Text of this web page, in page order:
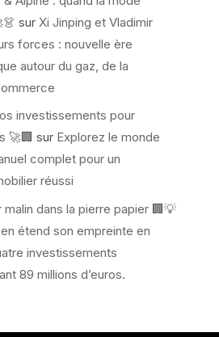
sur Xi Jinping et Vladimir
forces : nouvelle ère
autour du gaz, de la
investissements pour
🚀🏢 sur Explorez le monde
complet pour un
réussi
dans la pierre papier 🏢💡
étend son empreinte en
investissements
89 millions d’euros.